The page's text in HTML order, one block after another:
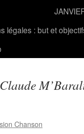
légales : but et
Claude
Chanson